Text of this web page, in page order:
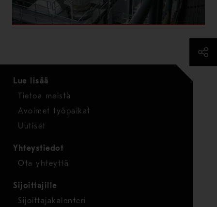
Lue lisää
Tietoa meistä
Avoimet työpaikat
Uutiset
Yhteystiedot
Ota yhteyttä
Sijoittajille
Sijoittajakalenteri